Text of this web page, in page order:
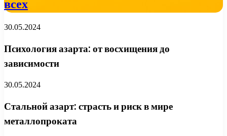
всех
30.05.2024
Психология азарта: от восхищения до
зависимости
30.05.2024
Стальной азарт: страсть и риск в мире
металлопроката